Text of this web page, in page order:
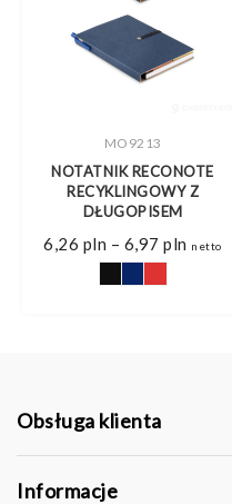
MO9213
NOTATNIK RECONOTE
RECYKLINGOWY Z
DŁUGOPISEM
6,26 pln – 6,97pln Zakres
cen:
netto
Obsługa klienta
Informacje